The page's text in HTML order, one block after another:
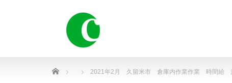
Home 2021年2月 久留米市 倉庫内作業作業 時間給